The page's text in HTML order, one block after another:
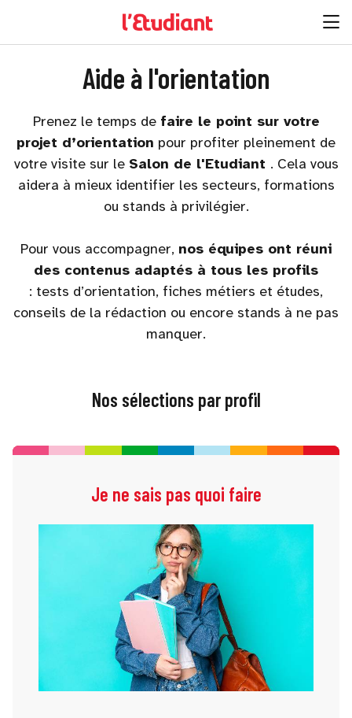
Aide à l'orientation
Prenez le temps de faire le point sur votre
projet d’orientation pour profiter pleinement de
votre visite sur le Salon de l'Etudiant . Cela vous
aidera à mieux identifier les secteurs, formations
ou stands à privilégier.
Pour vous accompagner, nos équipes ont réuni
des contenus adaptés à tous les profils
: tests d’orientation, fiches métiers et études,
conseils de la rédaction ou encore stands à ne pas
manquer.
Nos sélections par profil
Je ne sais pas quoi faire